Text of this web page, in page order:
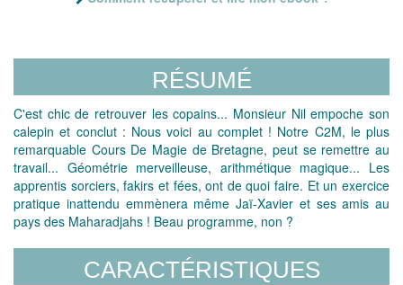
RÉSUMÉ
C'est chic de retrouver les copains... Monsieur Nil empoche son
calepin et conclut : Nous voici au complet ! Notre C2M, le plus
remarquable Cours De Magie de Bretagne, peut se remettre au
travail... Géométrie merveilleuse, arithmétique magique... Les
apprentis sorciers, fakirs et fées, ont de quoi faire. Et un exercice
pratique inattendu emmènera même Jaï-Xavier et ses amis au
pays des Maharadjahs ! Beau programme, non ?
CARACTÉRISTIQUES